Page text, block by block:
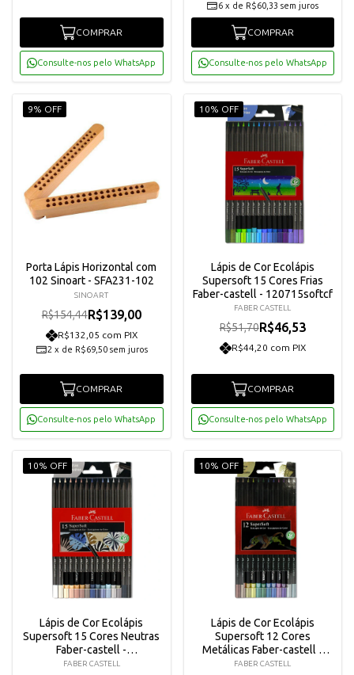
COMPRAR
Consulte-nos pelo WhatsApp
6 x de R$60,33 sem juros
COMPRAR
Consulte-nos pelo WhatsApp
9% OFF
Porta Lápis Horizontal com
102 Sinoart - SFA231-102
SINOART
R$154,44R$139,00
R$132,05 com PIX
2 x de R$69,50 sem juros
COMPRAR
Consulte-nos pelo WhatsApp
10% OFF
Lápis de Cor Ecolápis
Supersoft 15 Cores Frias
Faber-castell - 120715softcf
FABER CASTELL
R$51,70R$46,53
R$44,20 com PIX
COMPRAR
Consulte-nos pelo WhatsApp
10% OFF
Lápis de Cor Ecolápis
Supersoft 15 Cores Neutras
Faber-castell -
120715softcn
FABER CASTELL
10% OFF
Lápis de Cor Ecolápis
Supersoft 12 Cores
Metálicas Faber-castell -
120712softmet
FABER CASTELL